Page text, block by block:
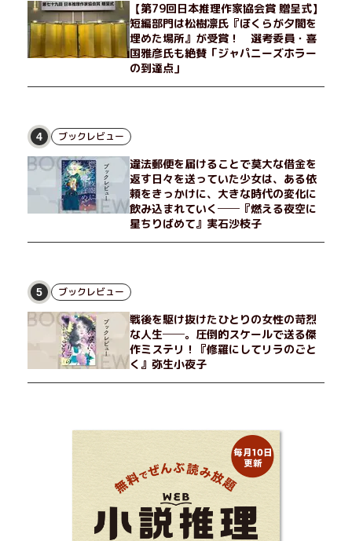
【第79回日本推理作家協会賞 贈呈式】
短編部門は松樹凛氏『ぼくらが夕闇を
埋めた場所』が受賞！ 選考委員・喜
国雅彦氏も絶賛「ジャパニーズホラー
の到達点」
4 ブックレビュー
違法郵便を届けることで莫大な借金を
返す日々を送っていた少女は、ある依
頼をきっかけに、大きな時代の変化に
飲み込まれていく──『燃える夜空に
星ちりばめて』実石沙枝子
5 ブックレビュー
戦後を駆け抜けたひとりの女性の苛烈
な人生──。圧倒的スケールで送る傑
作ミステリ！『修羅にしてリラのごと
く』弥生小夜子